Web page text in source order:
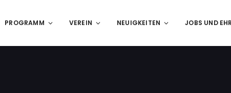
PROGRAMM VEREIN NEUIGKEITEN JOBS UND